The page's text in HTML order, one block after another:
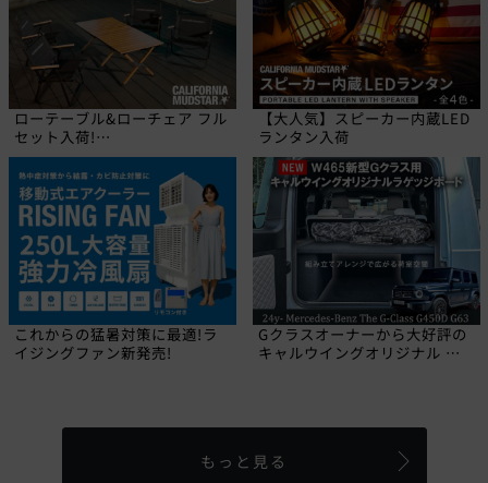
ローテーブル&ローチェア フル
セット入荷!
【CALIFORNIA MUDSTAR】
【大人気】スピーカー内蔵LED
ランタン入荷
これからの猛暑対策に最適!ラ
イジングファン新発売!
Gクラスオーナーから大好評の
キャルウイングオリジナル ラ
もっと見る